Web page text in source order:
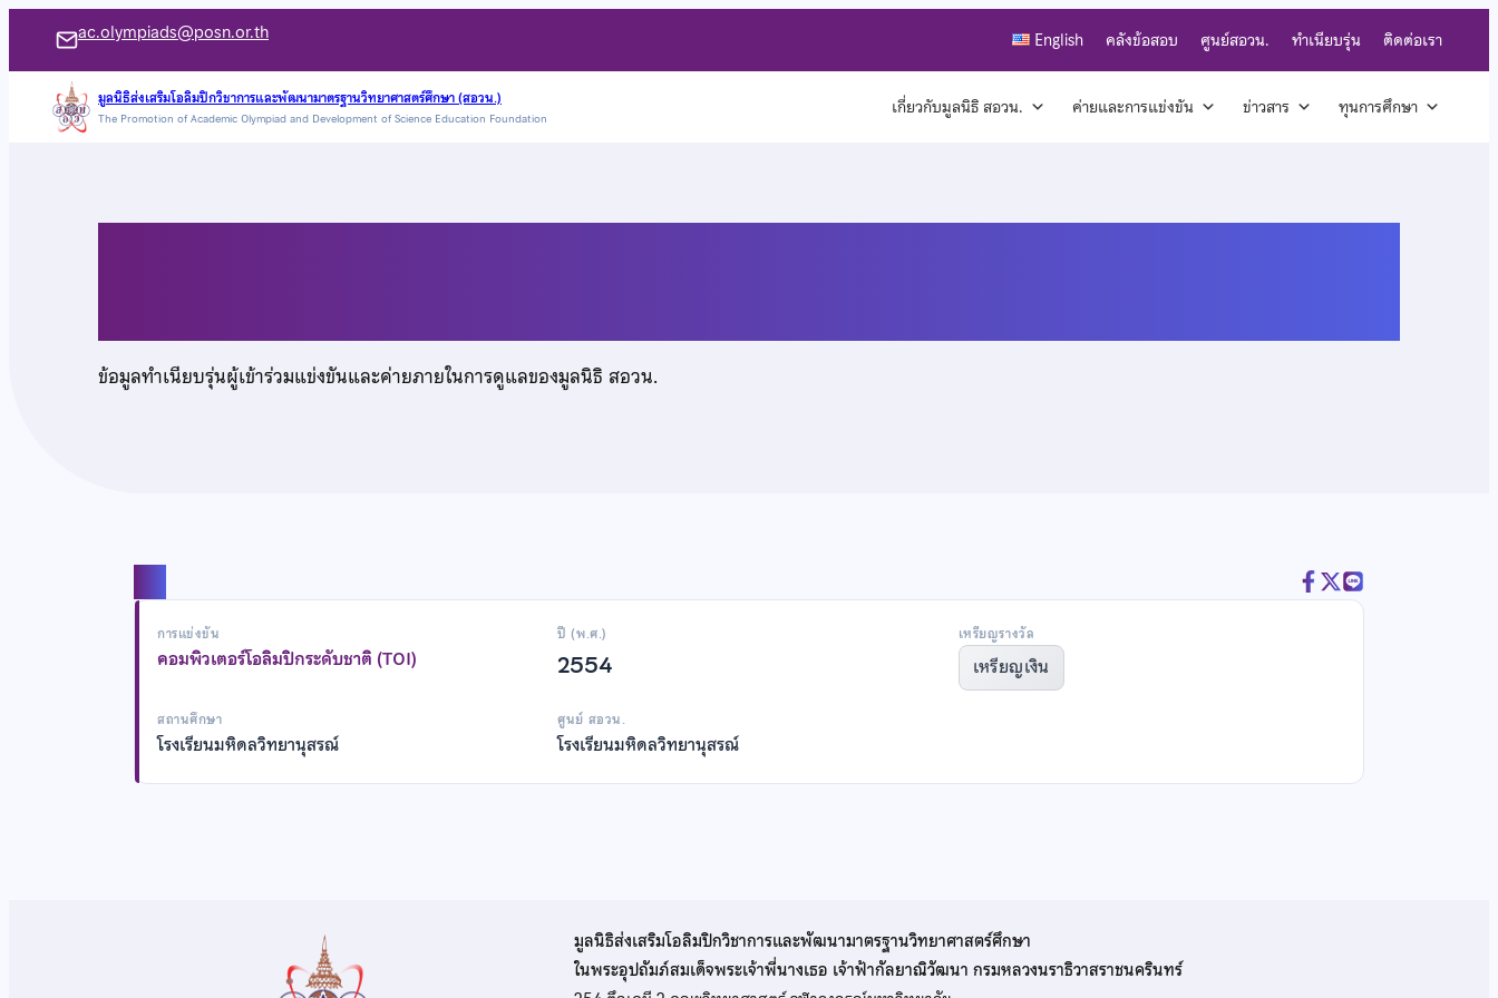
เนื้อหา
ac.olympiads@posn.or.th English คลังข้อสอบ ศูนย์สอวน. ทำเนียบรุ่น ติดต่อเรา
มูลนิธิส่งเสริมโอลิมปิกวิชาการและพัฒนามาตรฐานวิทยาศาสตร์ศึกษา (สอวน.)
The Promotion of Academic Olympiad and Development of Science Education Foundation เกี่ยวกับมูลนิธิ สอวน. ค่ายและการแข่งขัน ข่าวสาร ทุนการศึกษา
ข้อมูลทำเนียบรุ่นผู้เข้าร่วมแข่งขันและค่ายภายในการดูแลของมูลนิธิ สอวน.
การแข่งขัน
คอมพิวเตอร์โอลิมปิกระดับชาติ (TOI)
ปี (พ.ศ.)
2554
เหรียญรางวัล
เหรียญเงิน
สถานศึกษา
โรงเรียนมหิดลวิทยานุสรณ์
ศูนย์ สอวน.
โรงเรียนมหิดลวิทยานุสรณ์
มูลนิธิส่งเสริมโอลิมปิกวิชาการและพัฒนามาตรฐานวิทยาศาสตร์ศึกษา
ในพระอุปถัมภ์สมเด็จพระเจ้าพี่นางเธอ เจ้าฟ้ากัลยาณิวัฒนา กรมหลวงนราธิวาสราชนครินทร์